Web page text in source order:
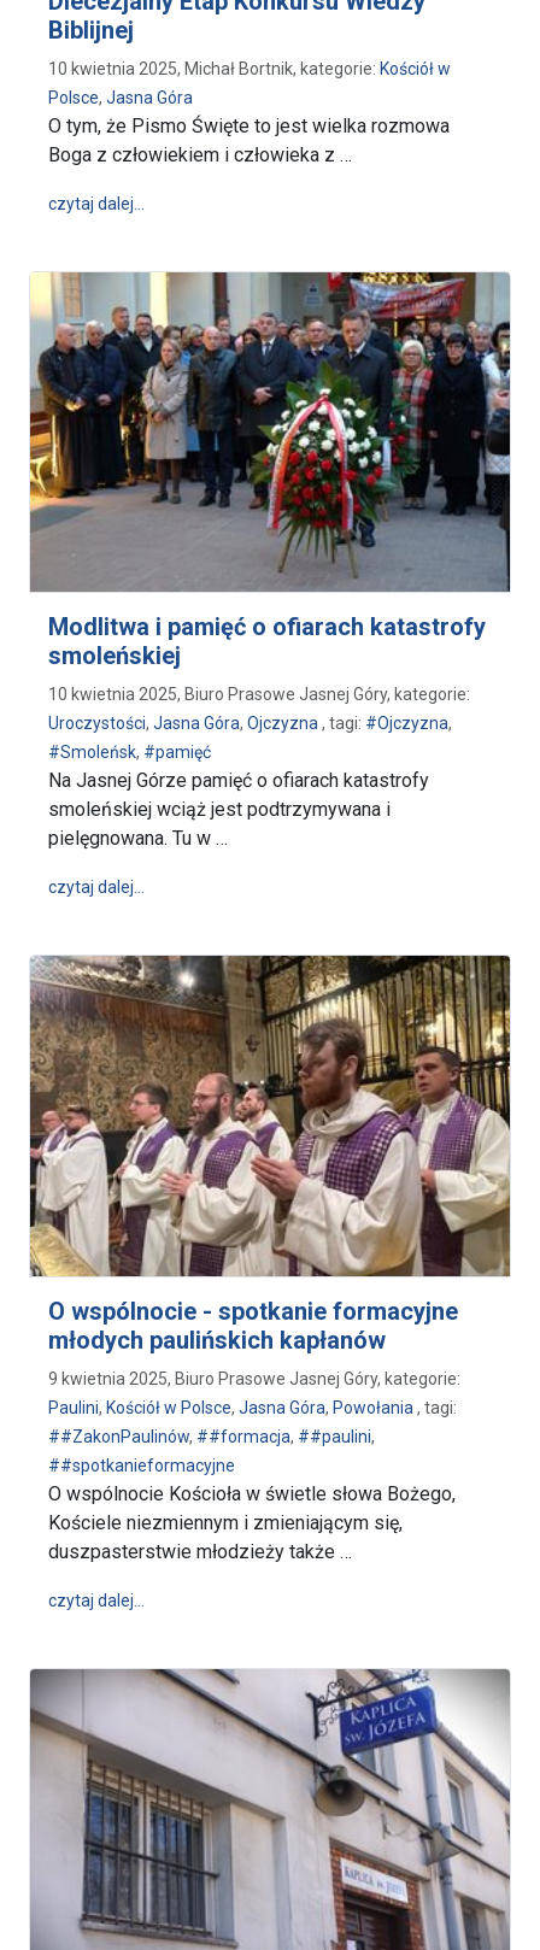
Biblijnej
10 kwietnia 2025, Michał Bortnik, kategorie: Kościół w
Polsce, Jasna Góra
O tym, że Pismo Święte to jest wielka rozmowa
Boga z człowiekiem i człowieka z …
czytaj dalej…
Modlitwa i pamięć o ofiarach katastrofy
smoleńskiej
10 kwietnia 2025, Biuro Prasowe Jasnej Góry, kategorie:
Uroczystości, Jasna Góra, Ojczyzna, tagi: #Ojczyzna,
#Smoleńsk, #pamięć
Na Jasnej Górze pamięć o ofiarach katastrofy
smoleńskiej wciąż jest podtrzymywana i
pielęgnowana. Tu w …
czytaj dalej…
O wspólnocie - spotkanie formacyjne
młodych paulińskich kapłanów
9 kwietnia 2025, Biuro Prasowe Jasnej Góry, kategorie:
Paulini, Kościół w Polsce, Jasna Góra, Powołania , tagi:
##ZakonPaulinów, ##formacja, ##paulini,
##spotkanieformacyjne
O wspólnocie Kościoła w świetle słowa Bożego,
Kościele niezmiennym i zmieniającym się,
duszpasterstwie młodzieży także …
czytaj dalej…